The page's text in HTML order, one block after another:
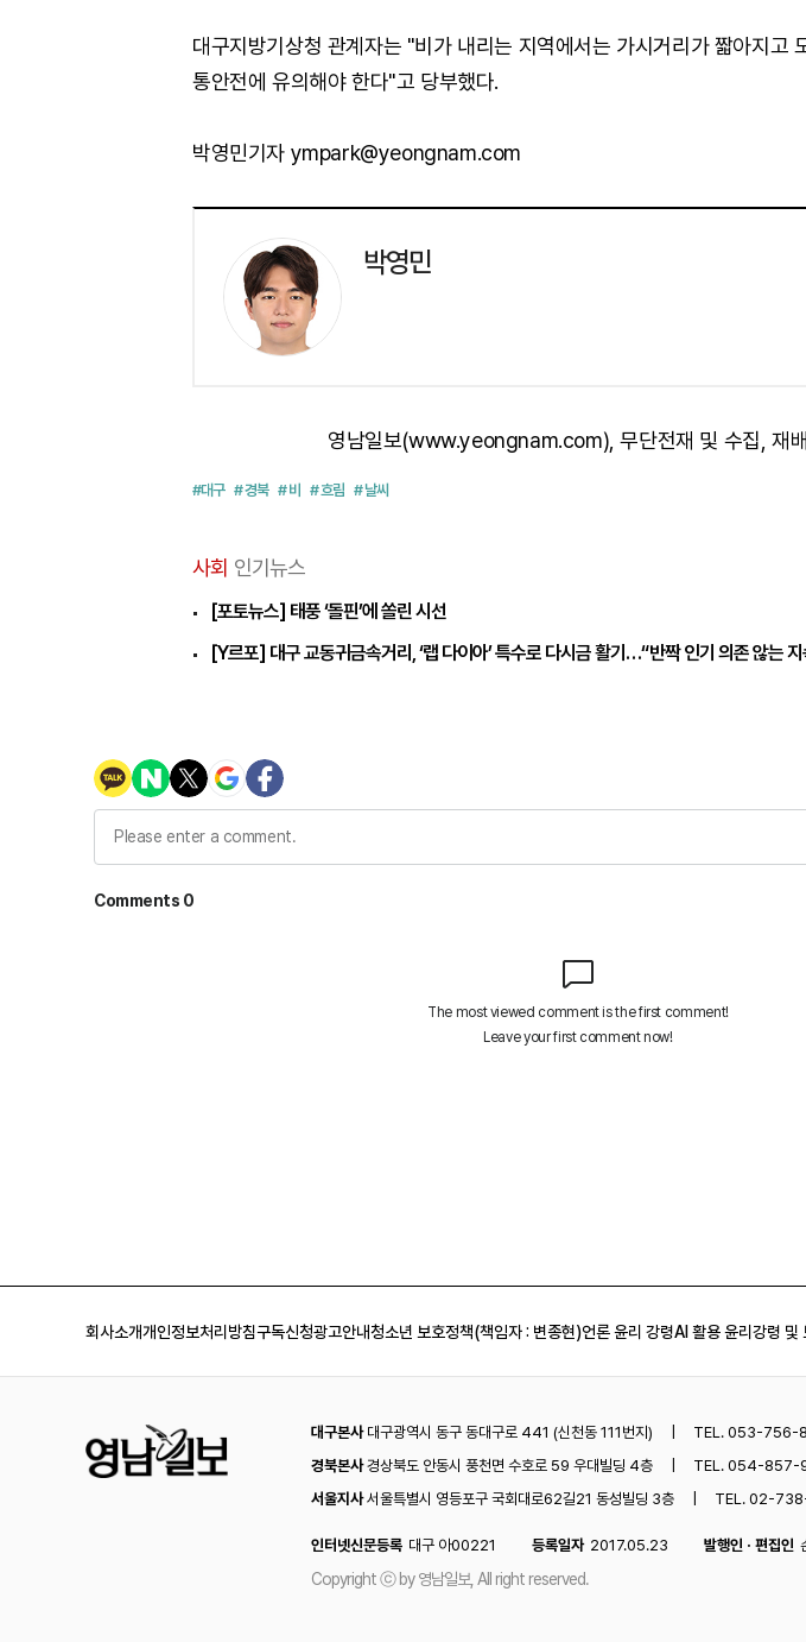
대구지방기상청 관계자는 "비가 내리는 지역에서는 가시거리가 짧아지고
통안전에 유의해야 한다"고 당부했다.
박영민기자 ympark@yeongnam.com
박영민
영남일보(www.yeongnam.com), 무단전재 및 수집, 재배
#대구 # 경북 # 비 # 흐림 # 날씨
사회 인기뉴스
[포토뉴스] 태풍 ‘돌핀’에 쏠린 시선
[Y르포] 대구 교동귀금속거리, ‘랩 다이아’ 특수로 다시금 활기…“반짝 인기 의존 않는
회사소개개인정보처리방침구독신청광고안내청소년 보호정책(책임자 : 변종현)언론 윤리 강령AI 활용 윤리강령 및
대구본사대구광역시 동구 동대구로 441 (신천동 111번지) TEL. 053-756-
경북본사경상북도 안동시 풍천면 수호로 59 우대빌딩 4층 TEL. 054-857-
서울지사서울특별시 영등포구 국회대로62길21 동성빌딩 3층 TEL. 02-
인터넷신문등록 대구 아00221 등록일자 2017.05.23 발행인 · 편집인
Copyright ⓒ by 영남일보, All right reserved.